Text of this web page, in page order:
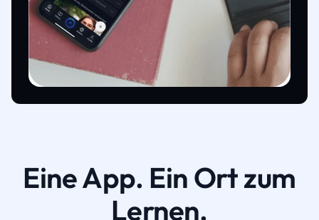
Eine App. Ein Ort zum
Lernen.